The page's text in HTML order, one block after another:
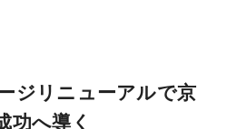
ジリニューアルで京
功へ導く